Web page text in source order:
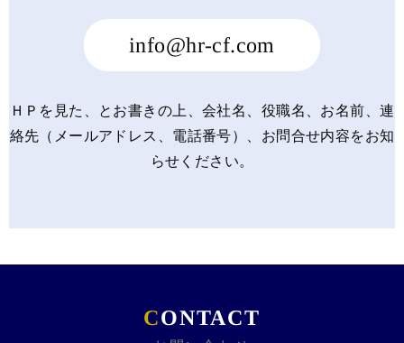
info@hr-cf.com
ＨＰを見た、とお書きの上、会社名、役職名、お名前、連
絡先（メールアドレス、電話番号）、お問合せ内容をお知
らせください。
CONTACT